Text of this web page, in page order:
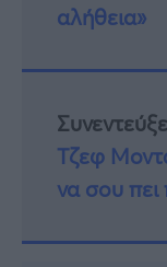
αλήθεια»
Τζεφ
να σου πει